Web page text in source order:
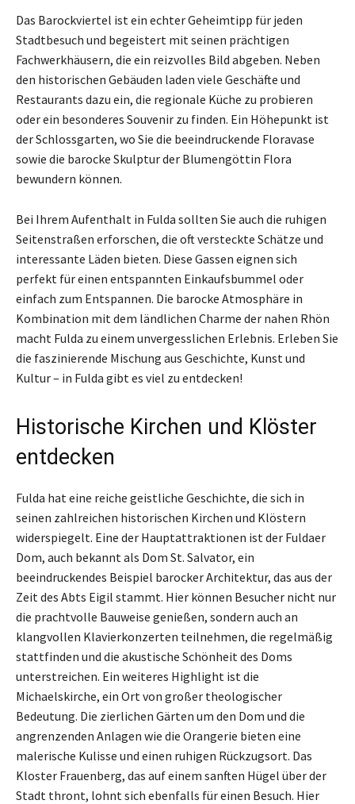
Das Barockviertel ist ein echter Geheimtipp für jeden
Stadtbesuch und begeistert mit seinen prächtigen
Fachwerkhäusern, die ein reizvolles Bild abgeben. Neben
den historischen Gebäuden laden viele Geschäfte und
Restaurants dazu ein, die regionale Küche zu probieren
oder ein besonderes Souvenir zu finden. Ein Höhepunkt ist
der Schlossgarten, wo Sie die beeindruckende Floravase
sowie die barocke Skulptur der Blumengöttin Flora
bewundern können.
Bei Ihrem Aufenthalt in Fulda sollten Sie auch die ruhigen
Seitenstraßen erforschen, die oft versteckte Schätze und
interessante Läden bieten. Diese Gassen eignen sich
perfekt für einen entspannten Einkaufsbummel oder
einfach zum Entspannen. Die barocke Atmosphäre in
Kombination mit dem ländlichen Charme der nahen Rhön
macht Fulda zu einem unvergesslichen Erlebnis. Erleben Sie
die faszinierende Mischung aus Geschichte, Kunst und
Kultur – in Fulda gibt es viel zu entdecken!
Historische Kirchen und Klöster
entdecken
Fulda hat eine reiche geistliche Geschichte, die sich in
seinen zahlreichen historischen Kirchen und Klöstern
widerspiegelt. Eine der Hauptattraktionen ist der Fuldaer
Dom, auch bekannt als Dom St. Salvator, ein
beeindruckendes Beispiel barocker Architektur, das aus der
Zeit des Abts Eigil stammt. Hier können Besucher nicht nur
die prachtvolle Bauweise genießen, sondern auch an
klangvollen Klavierkonzerten teilnehmen, die regelmäßig
stattfinden und die akustische Schönheit des Doms
unterstreichen. Ein weiteres Highlight ist die
Michaelskirche, ein Ort von großer theologischer
Bedeutung. Die zierlichen Gärten um den Dom und die
angrenzenden Anlagen wie die Orangerie bieten eine
malerische Kulisse und einen ruhigen Rückzugsort. Das
Kloster Frauenberg, das auf einem sanften Hügel über der
Stadt thront, lohnt sich ebenfalls für einen Besuch. Hier